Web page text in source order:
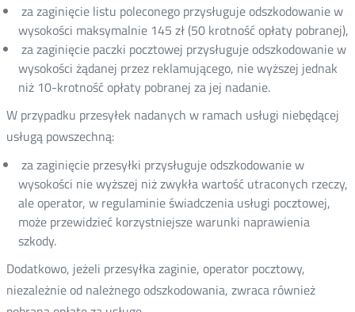
za zaginięcie listu poleconego przysługuje odszkodowanie w
wysokości maksymalnie 145 zł (50 krotność opłaty pobranej),
za zaginięcie paczki pocztowej przysługuje odszkodowanie w
wysokości żądanej przez reklamującego, nie wyższej jednak
niż 10-krotność opłaty pobranej za jej nadanie.
W przypadku przesyłek nadanych w ramach usługi niebędącej
usługą powszechną:
za zaginięcie przesyłki przysługuje odszkodowanie w
wysokości nie wyższej niż zwykła wartość utraconych rzeczy,
ale operator, w regulaminie świadczenia usługi pocztowej,
może przewidzieć korzystniejsze warunki naprawienia
szkody.
Dodatkowo, jeżeli przesyłka zaginie, operator pocztowy,
niezależnie od należnego odszkodowania, zwraca również